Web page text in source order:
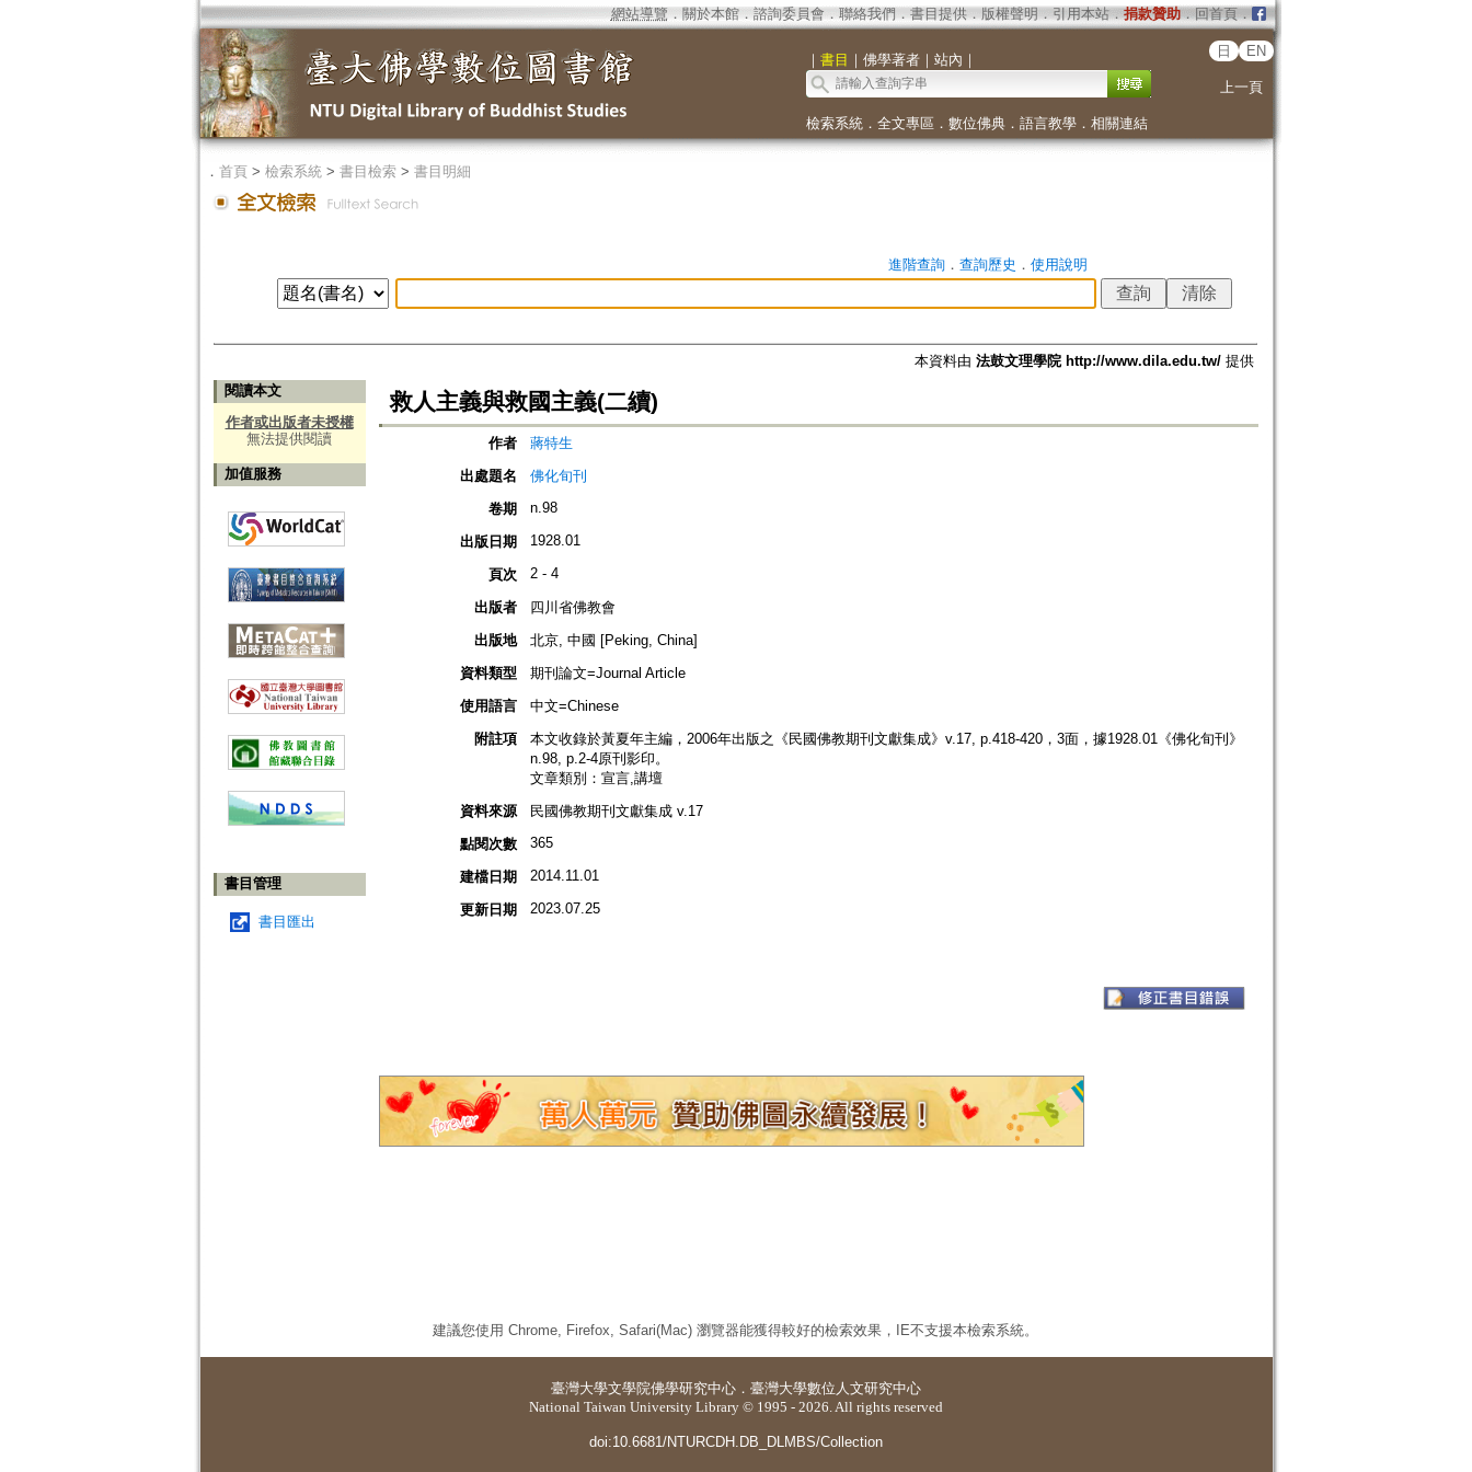
網站導覽 ． 關於本館． 諮詢委員會． 聯絡我們 ． 書目提供． 版權聲明 ． 引用本站． 捐款贊助．回首頁．
｜ 書目 ｜ 佛學著者｜ 站內 ｜
日 EN
上一頁
檢索系統． 全文專區 ． 數位佛典． 語言教學． 相關連結
． 首頁> 檢索系統> 書目檢索> 書目明細
進階查詢． 查詢歷史 ． 使用說明
本資料由 法鼓文理學院 http://www.dila.edu.tw/提供
閱讀本文
作者或出版者未授權
無法提供閱讀
加值服務
書目管理
書目匯出
救人主義與救國主義(二續)
作者
蔣特生
出處題名
佛化旬刊
卷期
n.98
出版日期 1928.01
頁次 2 - 4
出版者
四川省佛教會
出版地
北京, 中國 [Peking, China]
資料類型
期刊論文=Journal Article
使用語言
中文=Chinese
附註項
本文收錄於黃夏年主編，2006年出版之《民國佛教期刊文獻集成》v.17, p.418-420，3面，據1928.01《佛化旬刊》
n.98, p.2-4原刊影印。
文章類別：宣言,講壇
資料來源
民國佛教期刊文獻集成 v.17
點閱次數
365
建檔日期 2014.11.01
更新日期 2023.07.25
建議您使用 Chrome, Firefox, Safari(Mac) 瀏覽器能獲得較好的檢索效果，IE不支援本檢索系統。
臺灣大學文學院佛學研究中心 ． 臺灣大學數位人文研究中心
National Taiwan University Library © 1995 - 2026. All rights reserved
doi:10.6681/NTURCDH.DB_DLMBS/Collection